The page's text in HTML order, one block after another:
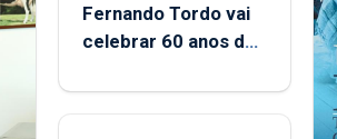
Fernando Tordo vai
celebrar 60 anos de
Micaelense